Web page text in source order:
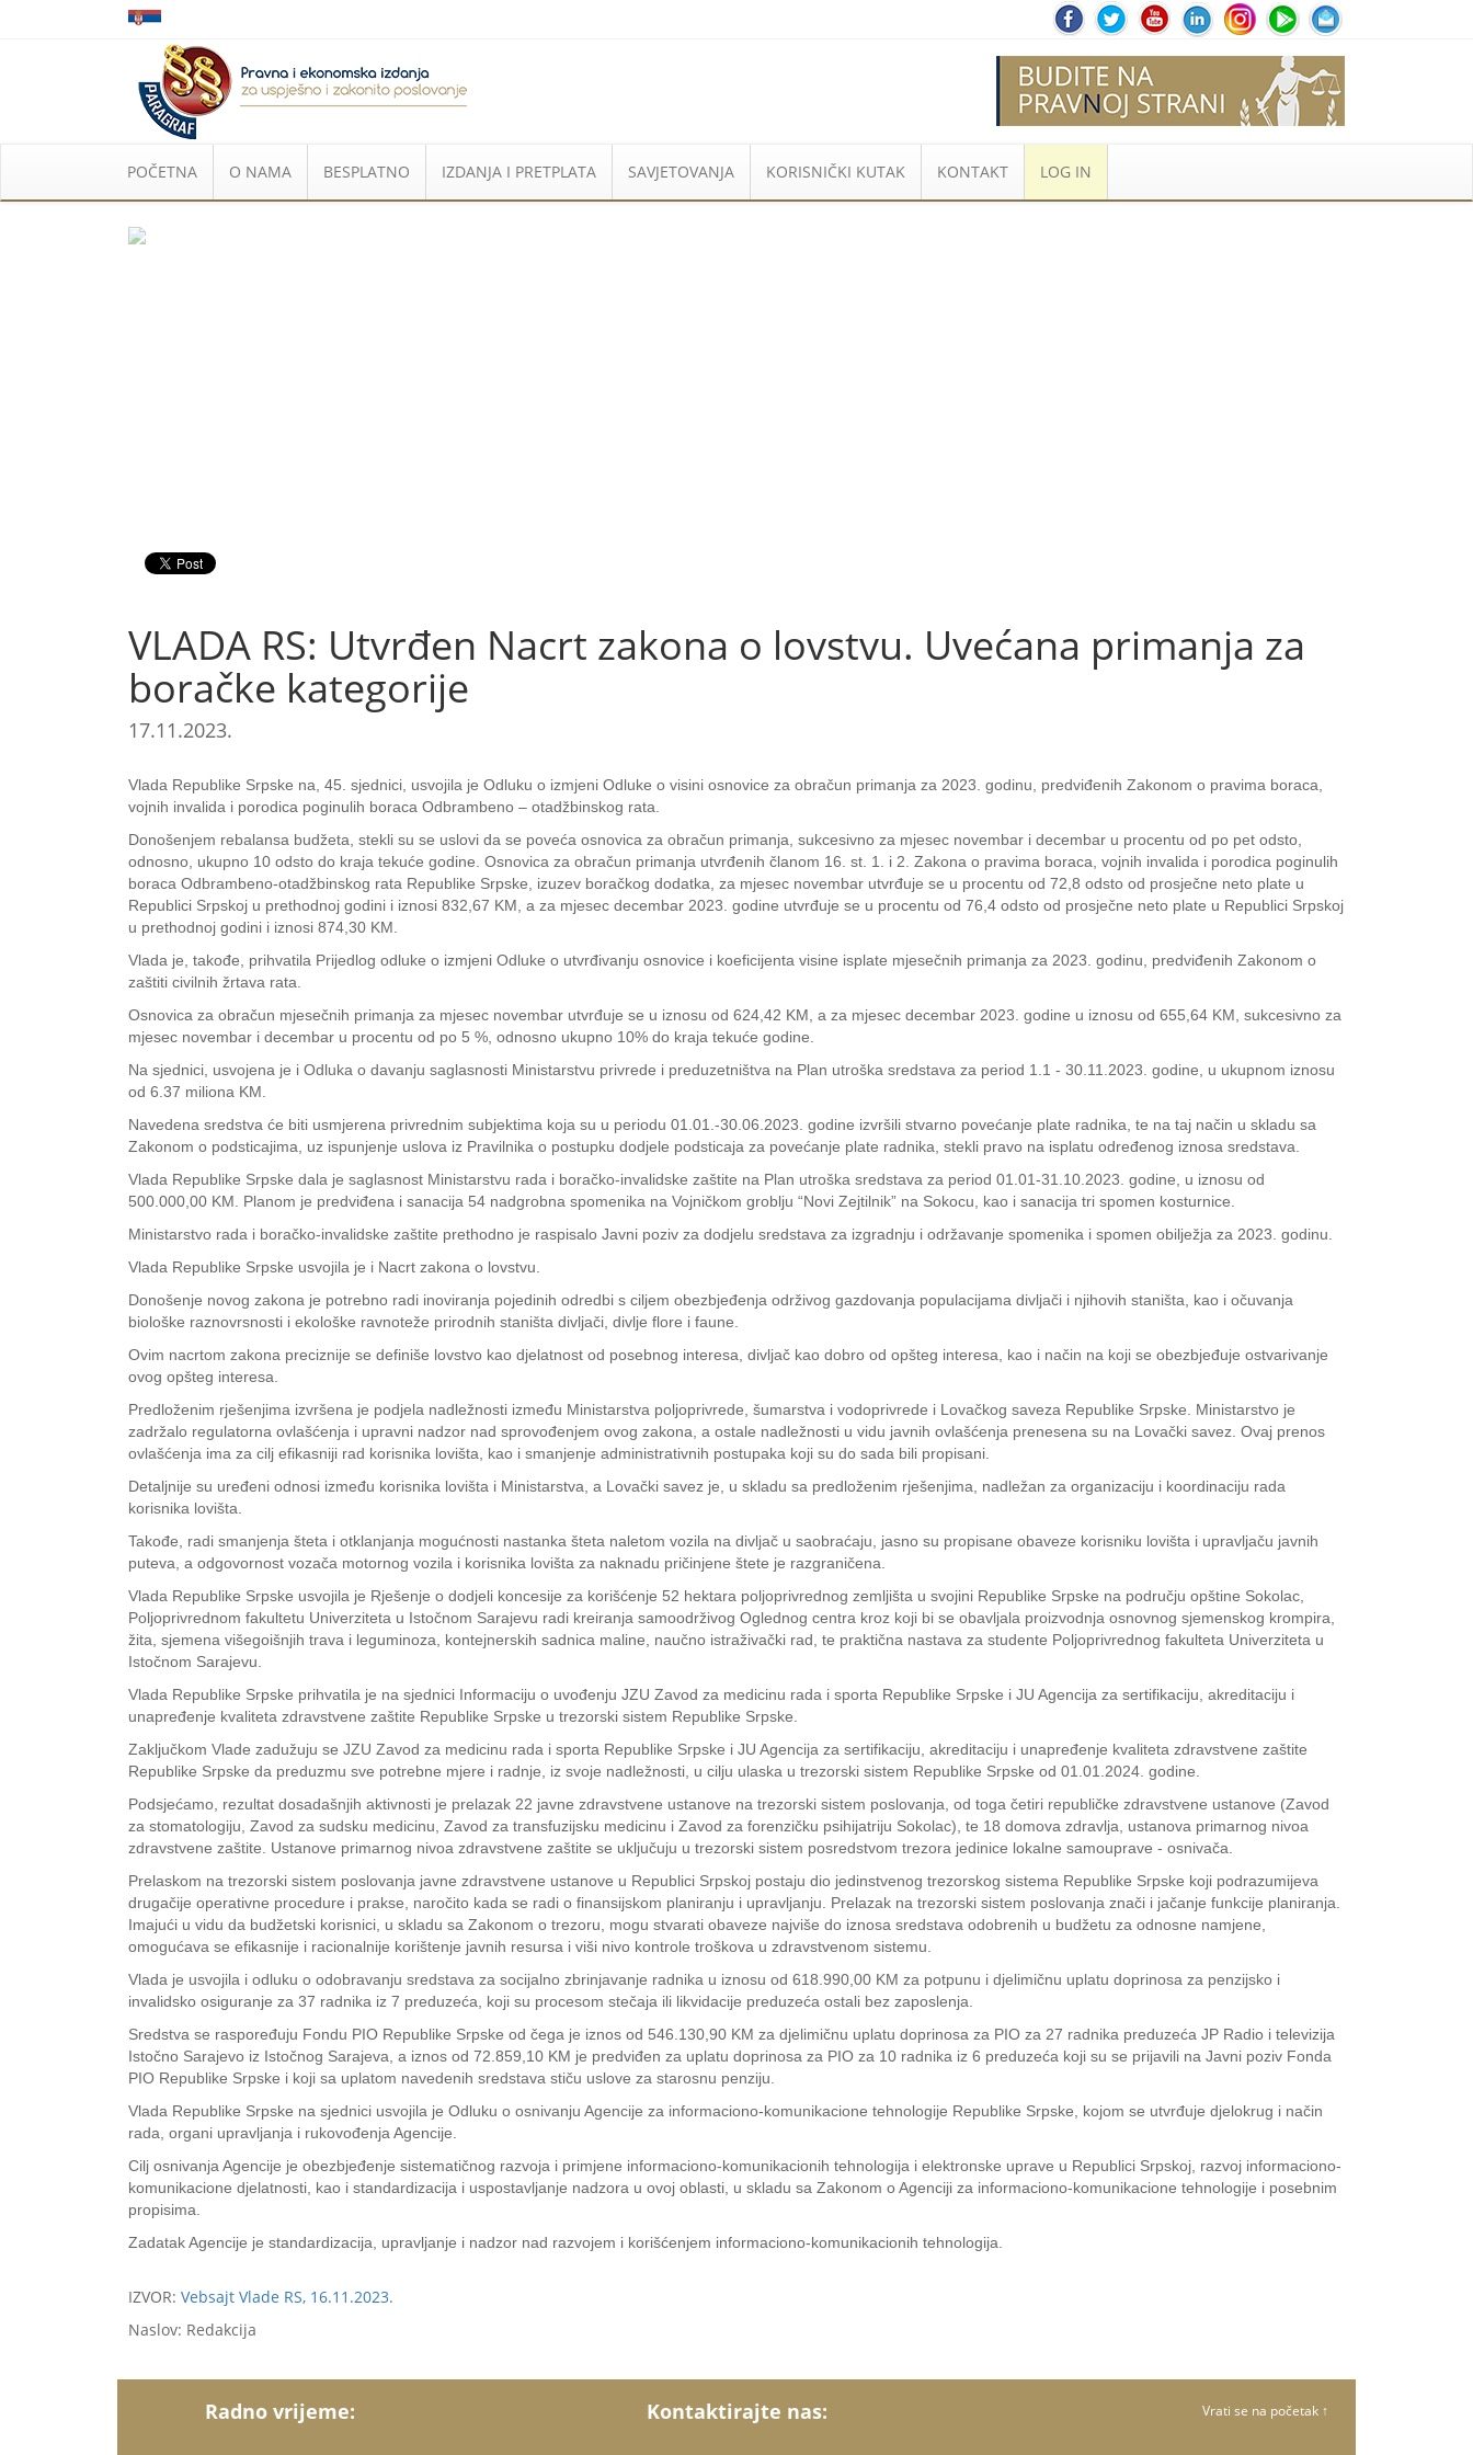
POČETNA O NAMA BESPLATNO IZDANJA I PRETPLATA SAVJETOVANJA KORISNIČKI KUTAK KONTAKT LOG IN
VLADA RS: Utvrđen Nacrt zakona o lovstvu. Uvećana primanja za
boračke kategorije
17.11.2023.
Vlada Republike Srpske na, 45. sjednici, usvojila je Odluku o izmjeni Odluke o visini osnovice za obračun primanja za 2023. godinu, predviđenih Zakonom o pravima boraca,
vojnih invalida i porodica poginulih boraca Odbrambeno – otadžbinskog rata.
Donošenjem rebalansa budžeta, stekli su se uslovi da se poveća osnovica za obračun primanja, sukcesivno za mjesec novembar i decembar u procentu od po pet odsto,
odnosno, ukupno 10 odsto do kraja tekuće godine. Osnovica za obračun primanja utvrđenih članom 16. st. 1. i 2. Zakona o pravima boraca, vojnih invalida i porodica poginulih
boraca Odbrambeno-otadžbinskog rata Republike Srpske, izuzev boračkog dodatka, za mjesec novembar utvrđuje se u procentu od 72,8 odsto od prosječne neto plate u
Republici Srpskoj u prethodnoj godini i iznosi 832,67 KM, a za mjesec decembar 2023. godine utvrđuje se u procentu od 76,4 odsto od prosječne neto plate u Republici Srpskoj
u prethodnoj godini i iznosi 874,30 KM.
Vlada je, takođe, prihvatila Prijedlog odluke o izmjeni Odluke o utvrđivanju osnovice i koeficijenta visine isplate mjesečnih primanja za 2023. godinu, predviđenih Zakonom o
zaštiti civilnih žrtava rata.
Osnovica za obračun mjesečnih primanja za mjesec novembar utvrđuje se u iznosu od 624,42 KM, a za mjesec decembar 2023. godine u iznosu od 655,64 KM, sukcesivno za
mjesec novembar i decembar u procentu od po 5 %, odnosno ukupno 10% do kraja tekuće godine.
Na sjednici, usvojena je i Odluka o davanju saglasnosti Ministarstvu privrede i preduzetništva na Plan utroška sredstava za period 1.1 - 30.11.2023. godine, u ukupnom iznosu
od 6.37 miliona KM.
Navedena sredstva će biti usmjerena privrednim subjektima koja su u periodu 01.01.-30.06.2023. godine izvršili stvarno povećanje plate radnika, te na taj način u skladu sa
Zakonom o podsticajima, uz ispunjenje uslova iz Pravilnika o postupku dodjele podsticaja za povećanje plate radnika, stekli pravo na isplatu određenog iznosa sredstava.
Vlada Republike Srpske dala je saglasnost Ministarstvu rada i boračko-invalidske zaštite na Plan utroška sredstava za period 01.01-31.10.2023. godine, u iznosu od
500.000,00 KM. Planom je predviđena i sanacija 54 nadgrobna spomenika na Vojničkom groblju “Novi Zejtilnik” na Sokocu, kao i sanacija tri spomen kosturnice.
Ministarstvo rada i boračko-invalidske zaštite prethodno je raspisalo Javni poziv za dodjelu sredstava za izgradnju i održavanje spomenika i spomen obilježja za 2023. godinu.
Vlada Republike Srpske usvojila je i Nacrt zakona o lovstvu.
Donošenje novog zakona je potrebno radi inoviranja pojedinih odredbi s ciljem obezbjeđenja održivog gazdovanja populacijama divljači i njihovih staništa, kao i očuvanja
biološke raznovrsnosti i ekološke ravnoteže prirodnih staništa divljači, divlje flore i faune.
Ovim nacrtom zakona preciznije se definiše lovstvo kao djelatnost od posebnog interesa, divljač kao dobro od opšteg interesa, kao i način na koji se obezbjeđuje ostvarivanje
ovog opšteg interesa.
Predloženim rješenjima izvršena je podjela nadležnosti između Ministarstva poljoprivrede, šumarstva i vodoprivrede i Lovačkog saveza Republike Srpske. Ministarstvo je
zadržalo regulatorna ovlašćenja i upravni nadzor nad sprovođenjem ovog zakona, a ostale nadležnosti u vidu javnih ovlašćenja prenesena su na Lovački savez. Ovaj prenos
ovlašćenja ima za cilj efikasniji rad korisnika lovišta, kao i smanjenje administrativnih postupaka koji su do sada bili propisani.
Detaljnije su uređeni odnosi između korisnika lovišta i Ministarstva, a Lovački savez je, u skladu sa predloženim rješenjima, nadležan za organizaciju i koordinaciju rada
korisnika lovišta.
Takođe, radi smanjenja šteta i otklanjanja mogućnosti nastanka šteta naletom vozila na divljač u saobraćaju, jasno su propisane obaveze korisniku lovišta i upravljaču javnih
puteva, a odgovornost vozača motornog vozila i korisnika lovišta za naknadu pričinjene štete je razgraničena.
Vlada Republike Srpske usvojila je Rješenje o dodjeli koncesije za korišćenje 52 hektara poljoprivrednog zemljišta u svojini Republike Srpske na području opštine Sokolac,
Poljoprivrednom fakultetu Univerziteta u Istočnom Sarajevu radi kreiranja samoodrživog Oglednog centra kroz koji bi se obavljala proizvodnja osnovnog sjemenskog krompira,
žita, sjemena višegoišnjih trava i leguminoza, kontejnerskih sadnica maline, naučno istraživački rad, te praktična nastava za studente Poljoprivrednog fakulteta Univerziteta u
Istočnom Sarajevu.
Vlada Republike Srpske prihvatila je na sjednici Informaciju o uvođenju JZU Zavod za medicinu rada i sporta Republike Srpske i JU Agencija za sertifikaciju, akreditaciju i
unapređenje kvaliteta zdravstvene zaštite Republike Srpske u trezorski sistem Republike Srpske.
Zaključkom Vlade zadužuju se JZU Zavod za medicinu rada i sporta Republike Srpske i JU Agencija za sertifikaciju, akreditaciju i unapređenje kvaliteta zdravstvene zaštite
Republike Srpske da preduzmu sve potrebne mjere i radnje, iz svoje nadležnosti, u cilju ulaska u trezorski sistem Republike Srpske od 01.01.2024. godine.
Podsjećamo, rezultat dosadašnjih aktivnosti je prelazak 22 javne zdravstvene ustanove na trezorski sistem poslovanja, od toga četiri republičke zdravstvene ustanove (Zavod
za stomatologiju, Zavod za sudsku medicinu, Zavod za transfuzijsku medicinu i Zavod za forenzičku psihijatriju Sokolac), te 18 domova zdravlja, ustanova primarnog nivoa
zdravstvene zaštite. Ustanove primarnog nivoa zdravstvene zaštite se uključuju u trezorski sistem posredstvom trezora jedinice lokalne samouprave - osnivača.
Prelaskom na trezorski sistem poslovanja javne zdravstvene ustanove u Republici Srpskoj postaju dio jedinstvenog trezorskog sistema Republike Srpske koji podrazumijeva
drugačije operativne procedure i prakse, naročito kada se radi o finansijskom planiranju i upravljanju. Prelazak na trezorski sistem poslovanja znači i jačanje funkcije planiranja.
Imajući u vidu da budžetski korisnici, u skladu sa Zakonom o trezoru, mogu stvarati obaveze najviše do iznosa sredstava odobrenih u budžetu za odnosne namjene,
omogućava se efikasnije i racionalnije korištenje javnih resursa i viši nivo kontrole troškova u zdravstvenom sistemu.
Vlada je usvojila i odluku o odobravanju sredstava za socijalno zbrinjavanje radnika u iznosu od 618.990,00 KM za potpunu i djelimičnu uplatu doprinosa za penzijsko i
invalidsko osiguranje za 37 radnika iz 7 preduzeća, koji su procesom stečaja ili likvidacije preduzeća ostali bez zaposlenja.
Sredstva se raspoređuju Fondu PIO Republike Srpske od čega je iznos od 546.130,90 KM za djelimičnu uplatu doprinosa za PIO za 27 radnika preduzeća JP Radio i televizija
Istočno Sarajevo iz Istočnog Sarajeva, a iznos od 72.859,10 KM je predviđen za uplatu doprinosa za PIO za 10 radnika iz 6 preduzeća koji su se prijavili na Javni poziv Fonda
PIO Republike Srpske i koji sa uplatom navedenih sredstava stiču uslove za starosnu penziju.
Vlada Republike Srpske na sjednici usvojila je Odluku o osnivanju Agencije za informaciono-komunikacione tehnologije Republike Srpske, kojom se utvrđuje djelokrug i način
rada, organi upravljanja i rukovođenja Agencije.
Cilj osnivanja Agencije je obezbjeđenje sistematičnog razvoja i primjene informaciono-komunikacionih tehnologija i elektronske uprave u Republici Srpskoj, razvoj informaciono-
komunikacione djelatnosti, kao i standardizacija i uspostavljanje nadzora u ovoj oblasti, u skladu sa Zakonom o Agenciji za informaciono-komunikacione tehnologije i posebnim
propisima.
Zadatak Agencije je standardizacija, upravljanje i nadzor nad razvojem i korišćenjem informaciono-komunikacionih tehnologija.
IZVOR: Vebsajt Vlade RS, 16.11.2023.
Naslov: Redakcija
Radno vrijeme: Kontaktirajte nas: Vrati se na početak ↑